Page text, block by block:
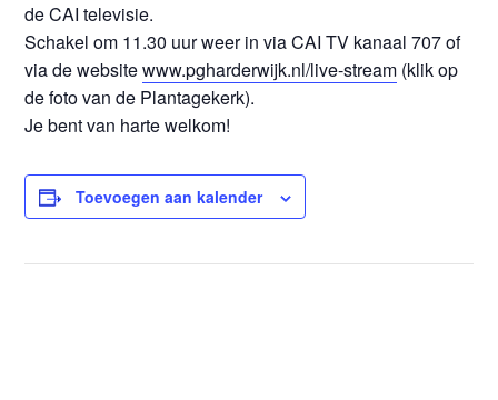
de CAI televisie.
Schakel om 11.30 uur weer in via CAI TV kanaal 707 of
via de websitewww.pgharderwijk.nl/live-stream (klik op
de foto van de Plantagekerk).
Je bent van harte welkom!
Toevoegen aan kalender